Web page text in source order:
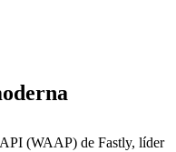
(WAAP) de Fastly, líder